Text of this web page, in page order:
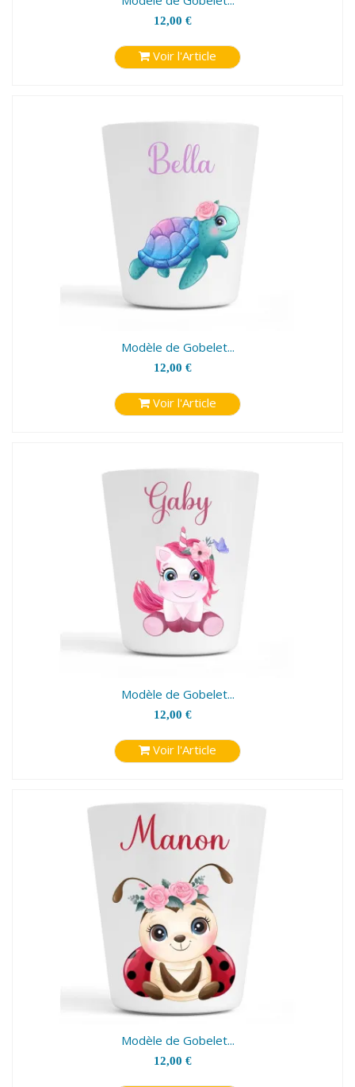
12,00 €
Voir l'Article
Modèle de Gobelet...
12,00 €
Voir l'Article
Modèle de Gobelet...
12,00 €
Voir l'Article
Modèle de Gobelet...
12,00 €